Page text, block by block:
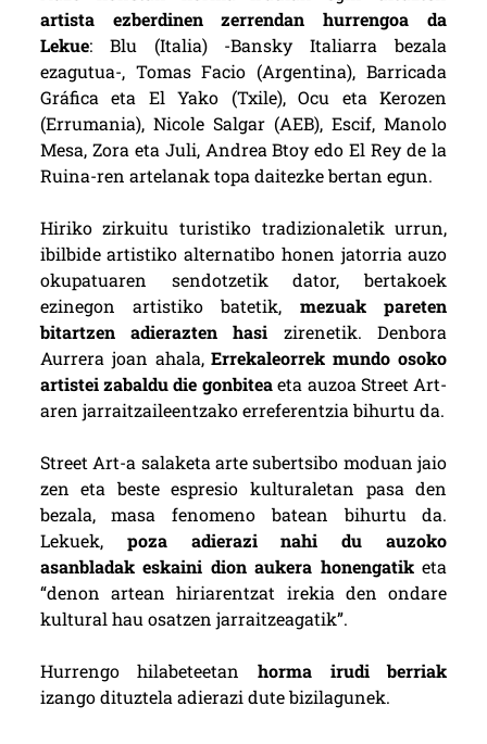
artista ezberdinen zerrendan hurrengoa da
Lekue: Blu (Italia) -Bansky Italiarra bezala
ezagutua-, Tomas Facio (Argentina), Barricada
Gráfica eta El Yako (Txile), Ocu eta Kerozen
(Errumania), Nicole Salgar (AEB), Escif, Manolo
Mesa, Zora eta Juli, Andrea Btoy edo El Rey de la
Ruina-ren artelanak topa daitezke bertan egun.
Hiriko zirkuitu turistiko tradizionaletik urrun,
ibilbide artistiko alternatibo honen jatorria auzo
okupatuaren sendotzetik dator, bertakoek
ezinegon artistiko batetik, mezuak pareten
bitartzen adierazten hasi zirenetik. Denbora
Aurrera joan ahala,Errekaleorrek mundo osoko
artistei zabaldu die gonbiteaeta auzoa Street Art-
aren jarraitzaileentzako erreferentzia bihurtu da.
Street Art-a salaketa arte subertsibo moduan jaio
zen eta beste espresio kulturaletan pasa den
bezala, masa fenomeno batean bihurtu da.
Lekuek, poza adierazi nahi du auzoko
asanbladak eskaini dion aukera honengatiketa
“denon artean hiriarentzat irekia den ondare
kultural hau osatzen jarraitzeagatik”.
Hurrengo hilabeteetan horma irudi berriak
izango dituztela adierazi dute bizilagunek.